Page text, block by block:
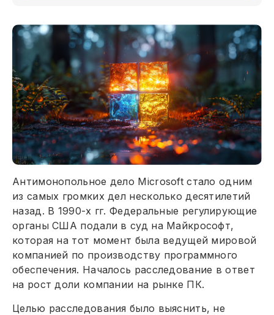
Антимонопольное дело Microsoft стало одним
из самых громких дел несколько десятилетий
назад. В 1990-х гг. Федеральные регулирующие
органы США подали в суд на Майкрософт,
которая на тот момент была ведущей мировой
компанией по производству программного
обеспечения. Началось расследование в ответ
на рост доли компании на рынке ПК.
Целью расследования было выяснить, не